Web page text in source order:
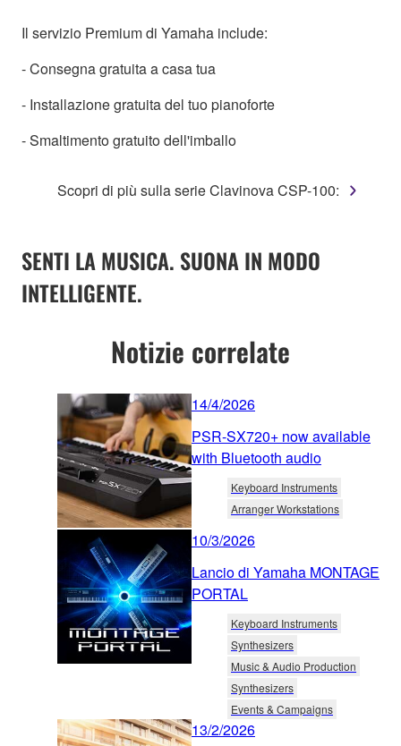
Il servizio Premium di Yamaha include:
- Consegna gratuita a casa tua
- Installazione gratuita del tuo pianoforte
- Smaltimento gratuito dell'imballo
Scopri di più sulla serie Clavinova CSP-100:
SENTI LA MUSICA. SUONA IN MODO
INTELLIGENTE.
Notizie correlate
14/4/2026
PSR-SX720+ now available
with Bluetooth audio
Keyboard Instruments
Arranger Workstations
10/3/2026
Lancio di Yamaha MONTAGE
PORTAL
Keyboard Instruments
Synthesizers
Music & Audio Production
Synthesizers
Events & Campaigns
13/2/2026